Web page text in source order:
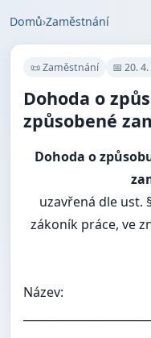
Domů›Zaměstnání
📜 Zaměstnání 📅 20.
Dohoda o
způsobené
Dohoda o
uzavřená dle ust.
zákoník práce, ve
Název: